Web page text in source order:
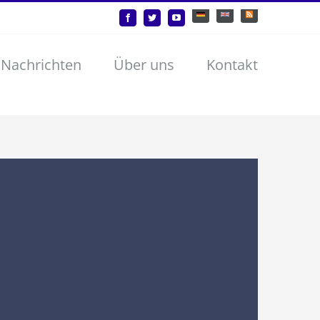
FacebookTwitterYouTubeDeutschEnglish Benutzerdefiniert
Über uns Kontakt